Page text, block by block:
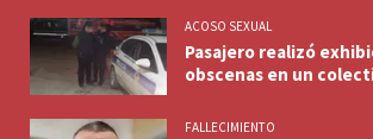
ACOSO SEXUAL
Pasajero realizó
obscenas en un
FALLECIMIENTO